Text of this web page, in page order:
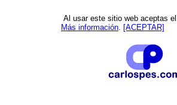
Al usar este sitio web aceptas
Más información. [ACEPTAR]